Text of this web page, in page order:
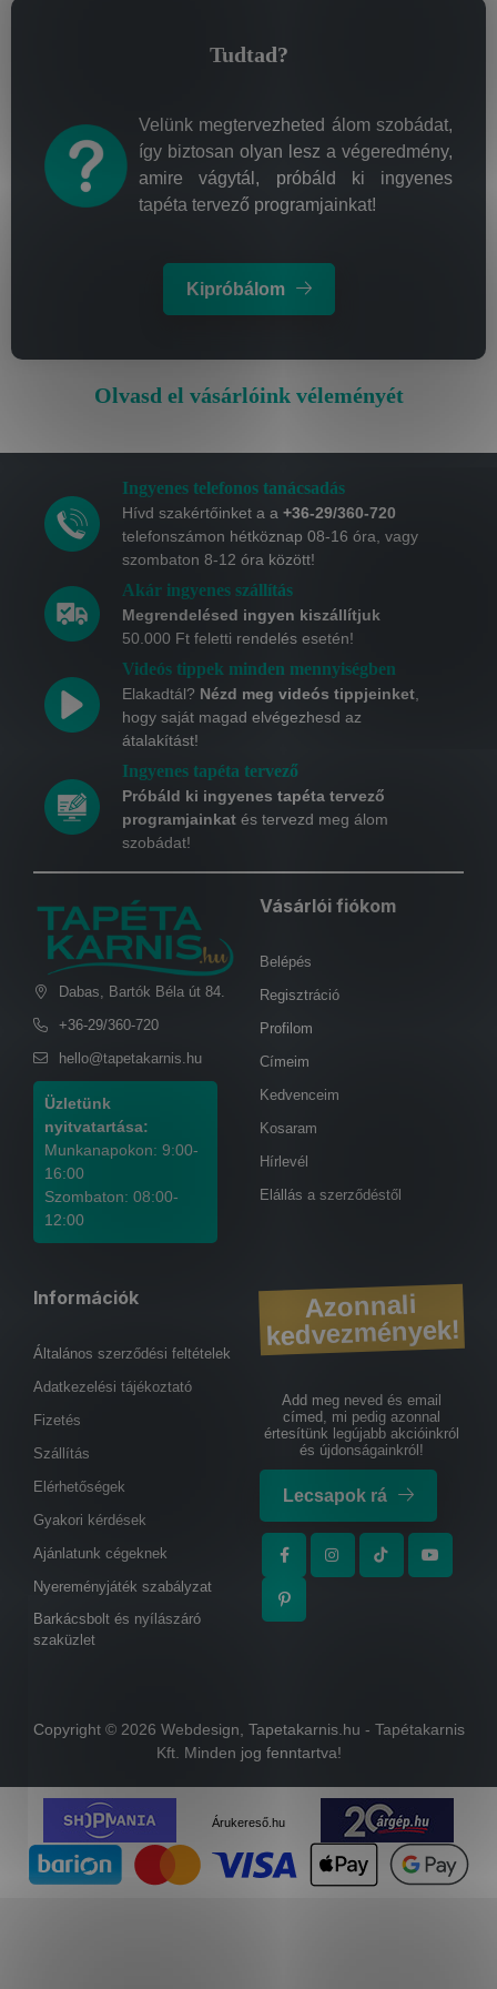
Tudtad?
Velünk megtervezheted álom szobádat,
így biztosan olyan lesz a végeredmény,
amire vágytál, próbáld ki ingyenes
tapéta tervező programjainkat!
Kipróbálom
Olvasd el vásárlóink véleményét
Ingyenes telefonos tanácsadás
Hívd szakértőinket a a +36-29/360-720
telefonszámon hétköznap 08-16 óra, vagy
szombaton 8-12 óra között!
Akár ingyenes szállítás
Megrendelésed ingyen kiszállítjuk
50.000 Ft feletti rendelés esetén!
Videós tippek minden mennyiségben
Elakadtál? Nézd meg videós tippjeinket
hogy saját magad elvégezhesd az
átalakítást!
Ingyenes tapéta tervező
Próbáld ki ingyenes tapéta tervező
programjainkat és tervezd meg álom
szobádat!
Dabas, Bartók Béla út 84.
+36-29/360-720
hello@tapetakarnis.hu
Üzletünk
nyitvatartása:
Munkanapokon: 9:00-
16:00
Szombaton: 08:00-
12:00
Vásárlói fiókom
Belépés
Regisztráció
Profilom
Címeim
Kedvenceim
Kosaram
Hírlevél
Elállás a szerződéstől
Információk
Általános szerződési feltételek
Adatkezelési tájékoztató
Fizetés
Szállítás
Elérhetőségek
Gyakori kérdések
Ajánlatunk cégeknek
Nyereményjáték szabályzat
Barkácsbolt és nyílászáró
szaküzlet
Azonnali
kedvezmények!
Add meg neved és email
címed, mi pedig azonnal
értesítünk legújabb akcióinkról
és újdonságainkról!
Lecsapok rá
Copyright © 2026 Webdesign Tapetakarnis.hu - Tapétakarnis
Kft. Minden jog fenntartva!
Árukereső.hu